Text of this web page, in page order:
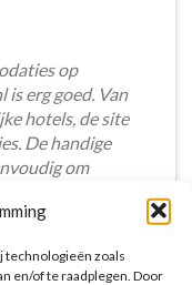
technologieën zoals
en/of te raadplegen. Door
op
erg goed. Van
hotels, de site
De handige
om